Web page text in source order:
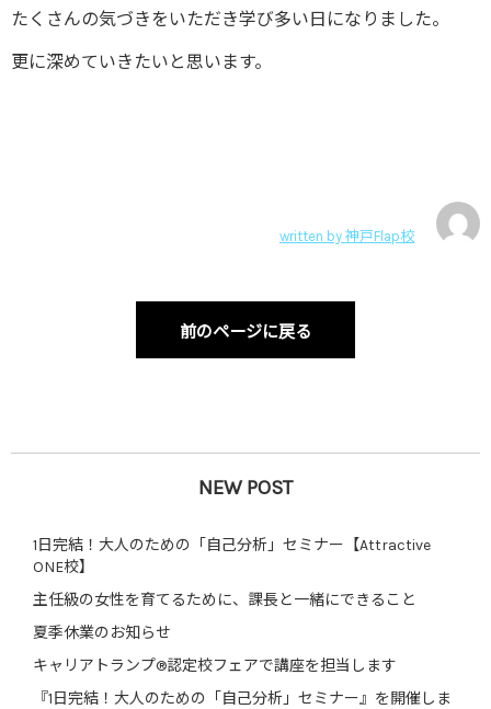
たくさんの気づきをいただき学び多い日になりました。
更に深めていきたいと思います。
written by 神戸Flap校
前のページに戻る
NEW POST
1日完結！大人のための「自己分析」セミナー【Attractive
ONE校】
主任級の女性を育てるために、課長と一緒にできること
夏季休業のお知らせ
キャリアトランプ®認定校フェアで講座を担当します
『1日完結！大人のための「自己分析」セミナー』を開催しま